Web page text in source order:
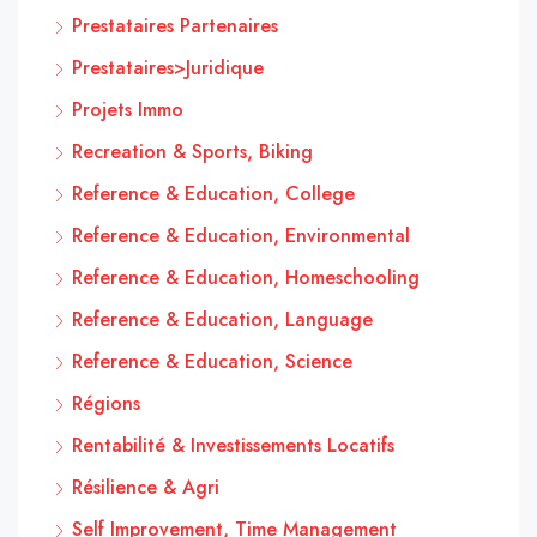
Prestataires Partenaires
Prestataires>Juridique
Projets Immo
Recreation & Sports, Biking
Reference & Education, College
Reference & Education, Environmental
Reference & Education, Homeschooling
Reference & Education, Language
Reference & Education, Science
Régions
Rentabilité & Investissements Locatifs
Résilience & Agri
Self Improvement, Time Management